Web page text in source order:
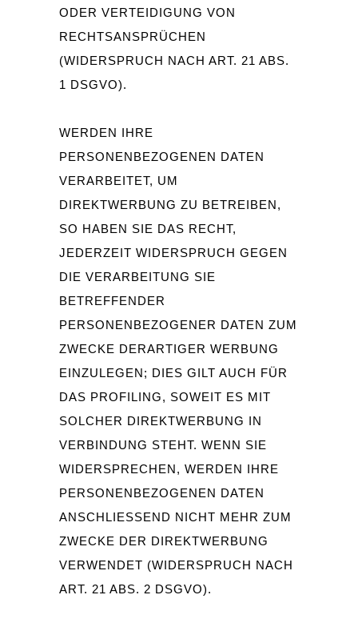
ODER VERTEIDIGUNG VON
RECHTSANSPRÜCHEN
(WIDERSPRUCH NACH ART. 21 ABS.
1 DSGVO).
WERDEN IHRE
PERSONENBEZOGENEN DATEN
VERARBEITET, UM
DIREKTWERBUNG ZU BETREIBEN,
SO HABEN SIE DAS RECHT,
JEDERZEIT WIDERSPRUCH GEGEN
DIE VERARBEITUNG SIE
BETREFFENDER
PERSONENBEZOGENER DATEN ZUM
ZWECKE DERARTIGER WERBUNG
EINZULEGEN; DIES GILT AUCH FÜR
DAS PROFILING, SOWEIT ES MIT
SOLCHER DIREKTWERBUNG IN
VERBINDUNG STEHT. WENN SIE
WIDERSPRECHEN, WERDEN IHRE
PERSONENBEZOGENEN DATEN
ANSCHLIESSEND NICHT MEHR ZUM Z
WECKE DER DIREKTWERBUNG V
ERWENDET (WIDERSPRUCH NACH A
RT. 21 ABS. 2 DSGVO).